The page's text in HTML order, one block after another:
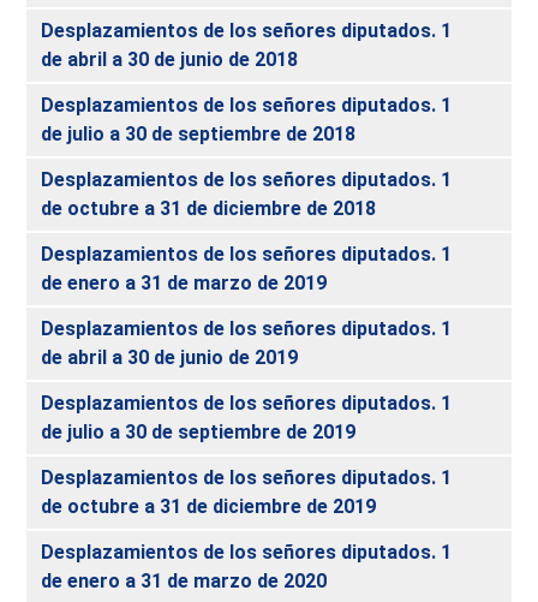
Desplazamientos de los señores diputados. 1
de abril a 30 de junio de 2018
Desplazamientos de los señores diputados. 1
de julio a 30 de septiembre de 2018
Desplazamientos de los señores diputados. 1
de octubre a 31 de diciembre de 2018
Desplazamientos de los señores diputados. 1
de enero a 31 de marzo de 2019
Desplazamientos de los señores diputados. 1
de abril a 30 de junio de 2019
Desplazamientos de los señores diputados. 1
de julio a 30 de septiembre de 2019
Desplazamientos de los señores diputados. 1
de octubre a 31 de diciembre de 2019
Desplazamientos de los señores diputados. 1
de enero a 31 de marzo de 2020